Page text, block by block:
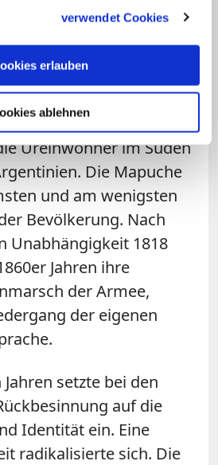
verwendet Cookies
erlauben
ablehnen
Bachelet hat sich vor
für das historische
das den Mapuche
widerfahren
Dialog eingeladen. Die
Ureinwohner im Süden
Die Mapuche
und am wenigsten
Bevölkerung. Nach
Unabhängigkeit 1818
Jahren ihre
der Armee,
der eigenen
setzte bei den
auf die
Identität ein. Eine
radikalisierte sich. Die